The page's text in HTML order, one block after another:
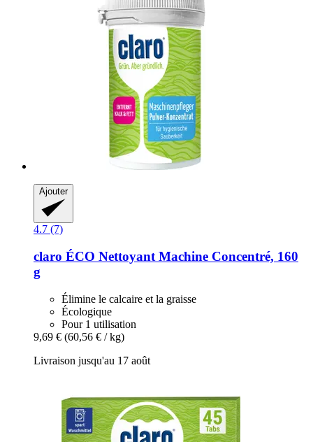
Ajouter
4.7 (7)
claro ÉCO Nettoyant Machine Concentré, 160
g
Élimine le calcaire et la graisse
Écologique
Pour 1 utilisation
9,69 € (60,56 € / kg)
Livraison jusqu'au 17 août